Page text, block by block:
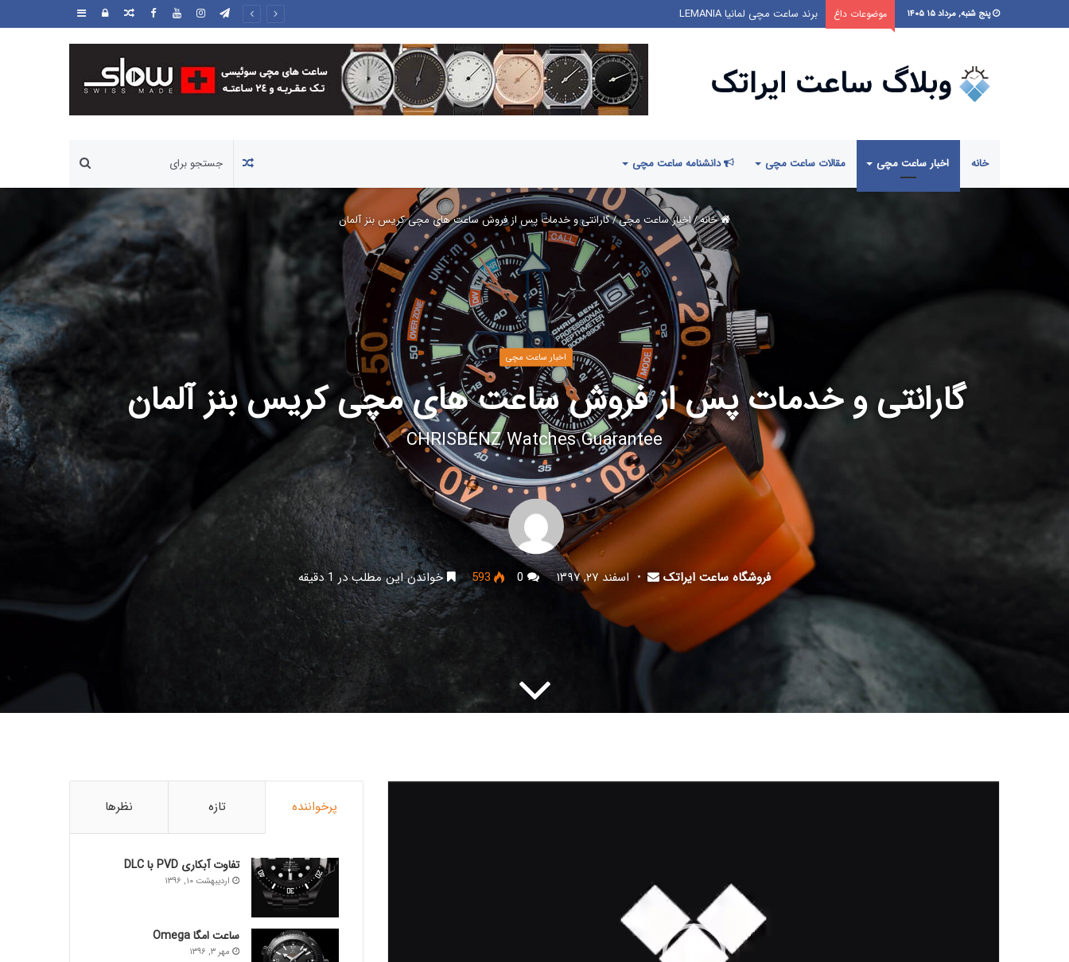
پنج شنبه, مرداد ۱۵ ۱۴۰۵ موضوعات داغ ساعت شفاف مرموز لوئیس ویتون ورود مطلب
تصادفی
خانه اخبار ساعت مچی مقالات ساعت مچی دانشنامه ساعت مچی مطلب
خانه/اخبار ساعت مچی/گارانتی و خدمات پس از فروش ساعت های مچی کریس بنز آلمان
اخبار ساعت مچی
گارانتی و خدمات پس از فروش ساعت های مچی کریس بنز آلمان
CHRISBENZ Watches Guarantee
فروشگاه ساعت ایراتک اسفند ۲۷, ۱۳۹۷ 593 خواندن این مطلب در 1 دقیقه
ن
پرخواننده تازه نظرها
تفاوت آبکاری PVD با DLC
اردیبهشت ۱۰, ۱۳۹۶
ساعت امگا Omega
مهر ۳, ۱۳۹۶